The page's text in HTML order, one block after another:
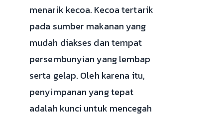
menarik kecoa. Kecoa tertarik
pada sumber makanan yang
mudah diakses dan tempat
persembunyian yang lembap
serta gelap. Oleh karena itu,
penyimpanan yang tepat
adalah kunci untuk mencegah